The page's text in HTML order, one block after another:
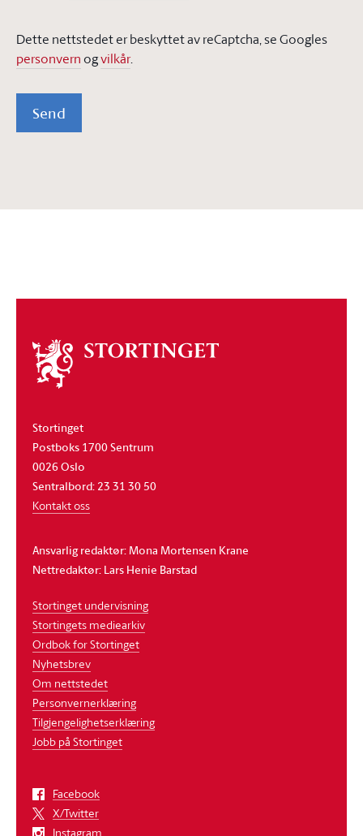
Dette nettstedet er beskyttet av reCaptcha, se Googles
personvern ogvilkår.
Send
Om
stortinget
Stortinget
Postboks 1700 Sentrum
0026 Oslo
Sentralbord: 23 31 30 50
Kontakt oss
Ansvarlig redaktør: Mona Mortensen Krane
Nettredaktør: Lars Henie Barstad
Stortinget undervisning
Stortingets mediearkiv
Ordbok for Stortinget
Nyhetsbrev
Om nettstedet
Personvernerklæring
Tilgjengelighetserklæring
Jobb på Stortinget
Facebook
X/Twitter
Instagram